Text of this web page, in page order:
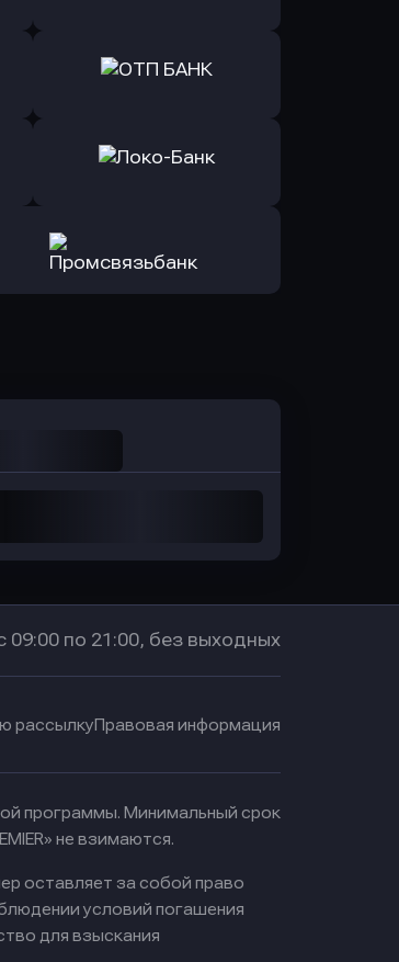
Оправить заявку
Оправить заявку
в Локо-Банк
09:00 по 21:00, без выходных
рассылкуПравовая информация
программы. Минимальный срок
не взимаются.
оставляет за собой право
условий погашения
для взыскания